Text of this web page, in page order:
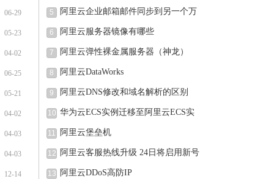
06-29
05-23
04-02
06-25
05-21
04-02
04-03
04-03
12-14
5 阿里云企业邮箱邮件同步到另一个万
6 阿里云服务器镜像有哪些
7 阿里云弹性裸金属服务器（神龙）
8 阿里云DataWorks
9 阿里云DNS修改和域名解析的区别
10 华为云ECS实例迁移至阿里云ECS实
例的
11 阿里云堡垒机
12 阿里云客服热线升级 24日将启用新号
13 阿里云DDoS高防IP